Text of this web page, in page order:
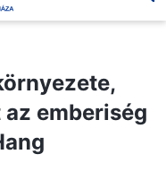
emberiség